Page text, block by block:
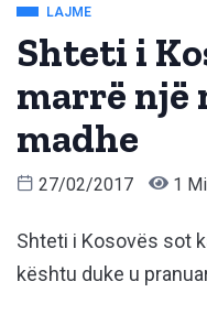
LAJME
Shteti i
marrë një
madhe
27/02/2017 1
Shteti i Kosovës sot
kështu duke u